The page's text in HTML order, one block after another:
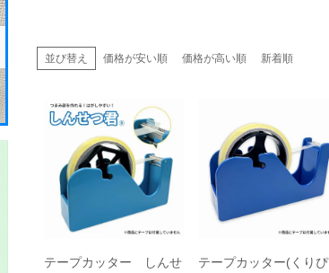
並び替え 価格が安い順 価格が高い順 新着順
テープカッター しんせ
テープカッター(くりぴ